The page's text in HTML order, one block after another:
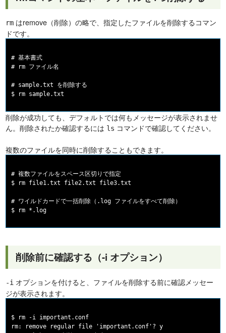
rm はremove（削除）の略で、指定したファイルを削除するコマン
ドです。
# 基本書式
# rm ファイル名
# sample.txt を削除する
削除が成功しても、デフォルトでは何もメッセージが表示されませ
ん。削除されたか確認するには ls コマンドで確認してください。
複数のファイルを同時に削除することもできます。
# 複数ファイルをスペース区切りで指定
$ rm file1.txt file2.txt file3.txt
# ワイルドカードで一括削除（.log ファイルをすべて削除）
削除前に確認する（-i オプション）
-i オプションを付けると、ファイルを削除する前に確認メッセー
ジが表示されます。
$ rm -i important.conf
rm: remove regular file 'important.conf'? y